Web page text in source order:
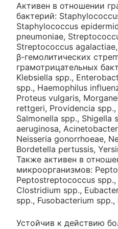
Активен в отношении
бактерий:
Staphylococcus
pneumoniae,
Streptococcus
β-гемолитических
грамотрицательных
Klebsiella spp.,
spp., Haemophilus
Proteus vulgaris,
rettgeri, Providencia
Salmonella spp., Shigella
aeruginosa,
Neisseria gonorrhoeae,
Bordetella pertussis,
Также активен в
микроорганизмов:
Peptostreptococcus spp.,
Clostridium spp.,
spp., Fusobacterium
Устойчив к действию